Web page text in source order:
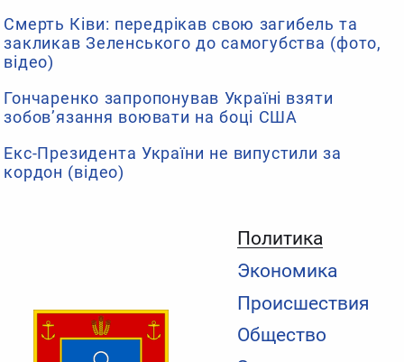
Политика
Экономика
Происшествия
Общество
Смерть Ківи: передрікав свою загибель та
закликав Зеленського до самогубства (фото,
відео)
Гончаренко запропонував Україні взяти
зобов’язання воювати на боці США
Екс-Президента України не випустили за
кордон (відео)